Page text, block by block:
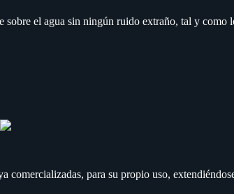
sobre el agua sin ningún ruido extraño, tal y
comercializadas, para su propio uso,